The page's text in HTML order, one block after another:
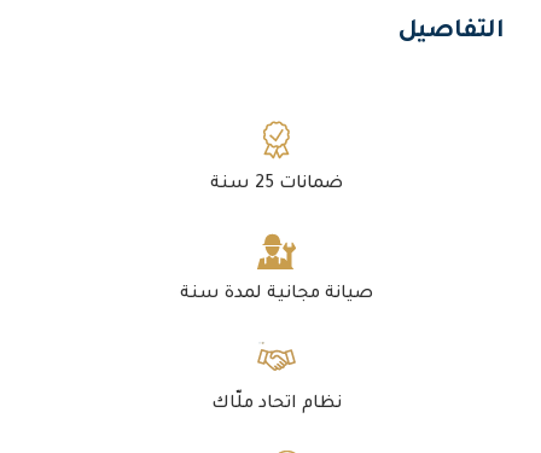
التفاصيل
ضمانات 25 سنة
صيانة مجانية لمدة سنة
نظام اتحاد ملّاك